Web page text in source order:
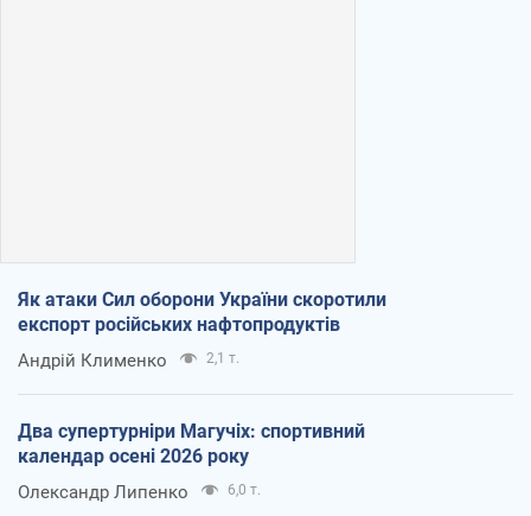
Як атаки Сил оборони України скоротили
експорт російських нафтопродуктів
Андрій Клименко 2,1 т.
Два супертурніри Магучіх: спортивний
календар осені 2026 року
Олександр Липенко 6,0 т.